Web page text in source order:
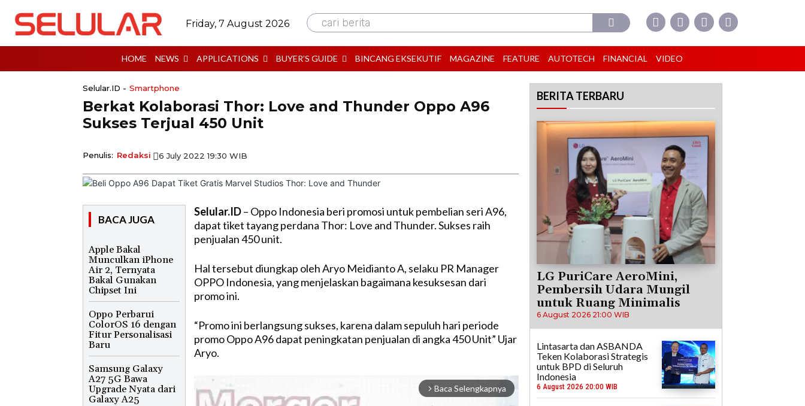
Friday, 7 August 2026 cari berita
HOME NEWS APPLICATIONS BUYER’S GUIDE BINCANG EKSEKUTIF MAGAZINE FEATURE AUTOTECH FINANCIAL VIDEO
Selular.ID - Smartphone
Berkat Kolaborasi Thor: Love and Thunder Oppo A96
Sukses Terjual 450 Unit
Penulis: Redaksi 6 July 2022 19:30 WIB
BACA JUGA
Apple Bakal
Munculkan iPhone
Air 2, Ternyata
Bakal Gunakan
Chipset Ini
Oppo Perbarui
ColorOS 16 dengan
Fitur Personalisasi
Baru
Samsung Galaxy
A27 5G Bawa
Upgrade Nyata dari
Galaxy A25
Selular.ID– Oppo Indonesia beri promosi untuk pembelian seri A96,
dapat tiket tayang perdana Thor: Love and Thunder. Sukses raih
penjualan 450 unit.
Hal tersebut diungkap oleh Aryo Meidianto A, selaku PR Manager
OPPO Indonesia, yang menjelaskan bagaimana kesuksesan dari
promo ini.
“Promo ini berlangsung sukses, karena dalam sepuluh hari periode
promo Oppo A96 dapat peningkatan penjualan di angka 450 Unit” Ujar
Aryo.
arrow_forward_ios Baca Selengkapnya
BERITA TERBARU
LG PuriCare AeroMini,
Pembersih Udara Mungil
untuk Ruang Minimalis
6 August 2026 21:00 WIB
Lintasarta dan ASBANDA
Teken Kolaborasi Strategis
untuk BPD di Seluruh
Indonesia
6 August 2026 20:00 WIB